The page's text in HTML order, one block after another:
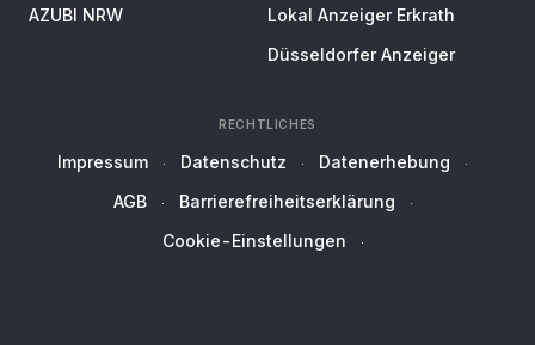
AZUBI NRW
Lokal Anzeiger Erkrath
Düsseldorfer Anzeiger
RECHTLICHES
Impressum Datenschutz
Datenerhebung
AGB
Barrierefreiheitserklärung
Cookie-Einstellungen